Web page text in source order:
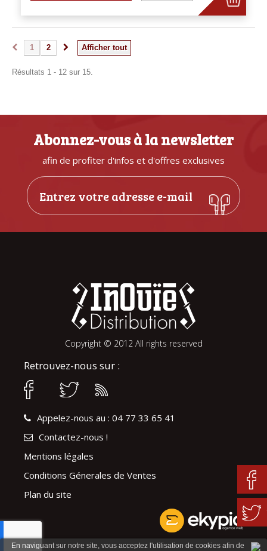
En naviguant sur notre site, vous acceptez l'utilisation de cookies afin de
Afficher tout
1 2
Résultats 1 - 12 sur 15.
Abonnez-vous à la newsletter
afin de profiter d'infos et d'offres exclusives
Copyright © 2012 All rights reserved
Retrouvez-nous sur :
Appelez-nous au : 04 77 33 65 41
Contactez-nous !
Mentions légales
Conditions Génerales de Ventes
Plan du site